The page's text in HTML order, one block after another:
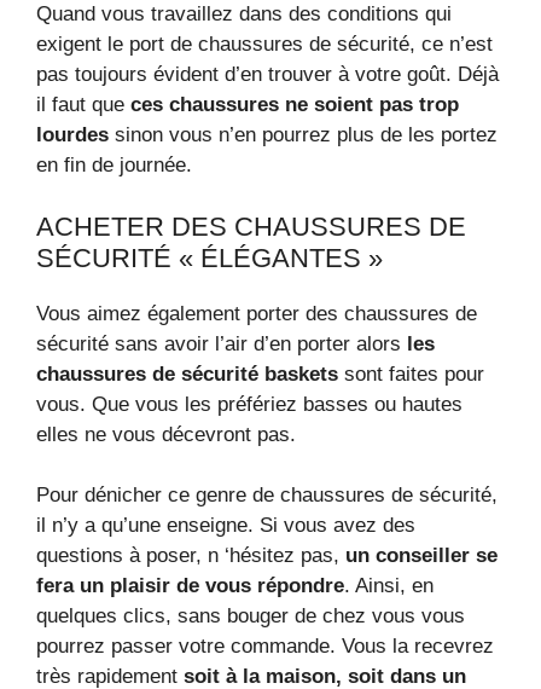
Quand vous travaillez dans des conditions qui
exigent le port de chaussures de sécurité, ce n’est
pas toujours évident d’en trouver à votre goût. Déjà
il faut que ces chaussures ne soient pas trop
lourdes sinon vous n’en pourrez plus de les portez
en fin de journée.
ACHETER DES CHAUSSURES DE
SÉCURITÉ « ÉLÉGANTES »
Vous aimez également porter des chaussures de
sécurité sans avoir l’air d’en porter alors les
chaussures de sécurité baskets sont faites pour
vous. Que vous les préfériez basses ou hautes
elles ne vous décevront pas.
Pour dénicher ce genre de chaussures de sécurité,
il n’y a qu’une enseigne. Si vous avez des
questions à poser, n ‘hésitez pas, un conseiller se
fera un plaisir de vous répondre. Ainsi, en
quelques clics, sans bouger de chez vous vous
pourrez passer votre commande. Vous la recevrez
très rapidement soit à la maison, soit dans un